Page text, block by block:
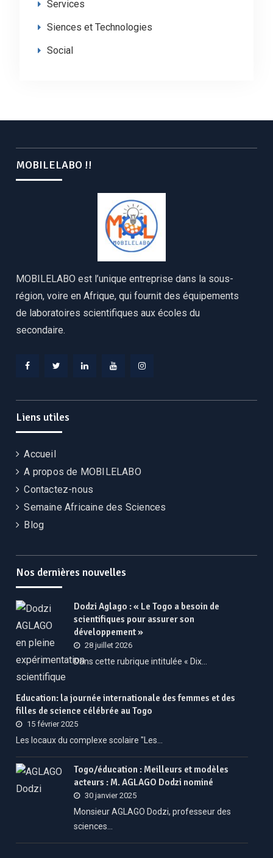
Services
Siences et Technologies
Social
MOBILELABO !!
MOBILELABO est l’unique entreprise dans la sous-
région, voire en Afrique, qui fournit des équipements
de laboratoires scientifiques aux écoles du
secondaire.
Liens utiles
Accueil
A propos de MOBILELABO
Contactez-nous
Semaine Africaine des Sciences
Blog
Nos dernières nouvelles
Dodzi Aglago : « Le Togo a besoin de
scientifiques pour assurer son
développement »
28 juillet 2026
Dans cette rubrique intitulée « Dix…
Education: la journée internationale des femmes et des
filles de science célébrée au Togo
15 février 2025
Les locaux du complexe scolaire "Les…
Togo/éducation : Meilleurs et modèles
acteurs : M. AGLAGO Dodzi nominé
30 janvier 2025
Monsieur AGLAGO Dodzi, professeur des
sciences…